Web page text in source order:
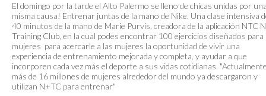
El domingo por la tarde el Alto Palermo se lleno de chicas unidas por
misma causa! Entrenar juntas de la mano de Nike. Una clase intensiva
40 minutos de la mano de Marie Purvis, creadora de la aplicación NTC
Training Club, en la cual podes encontrar 100 ejercicios diseñados para
mujeres para acercarle a las mujeres la oportunidad de vivir una
experiencia de entrenamiento mejorada y completa, y ayudar a que
incorporen cada vez más el deporte a sus vidas cotidianas.
más de 16 millones de mujeres alrededor del mundo ya descargaron y
utilizan N+TC para entrenar"